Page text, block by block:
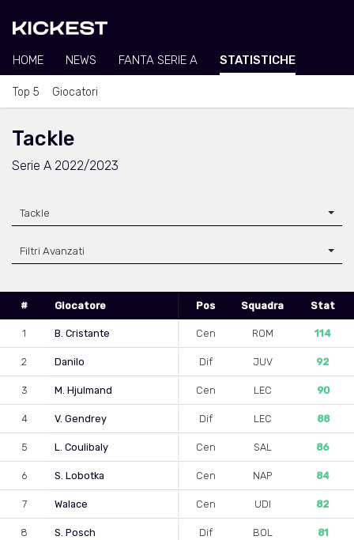
HOME NEWS FANTA SERIE A STATISTICHE
Top 5 Giocatori
Tackle
Serie A 2022/2023
Tackle
Filtri Avanzati
# Giocatore Pos Squadra Stat
1 B. Cristante Cen ROM 114
2 Danilo Dif JUV 92
3 M. Hjulmand Cen LEC 90
4 V. Gendrey Dif LEC 88
5 L. Coulibaly Cen SAL 86
6 S. Lobotka Cen NAP 84
7 Walace Cen UDI 82
8 S. Posch Dif BOL 81